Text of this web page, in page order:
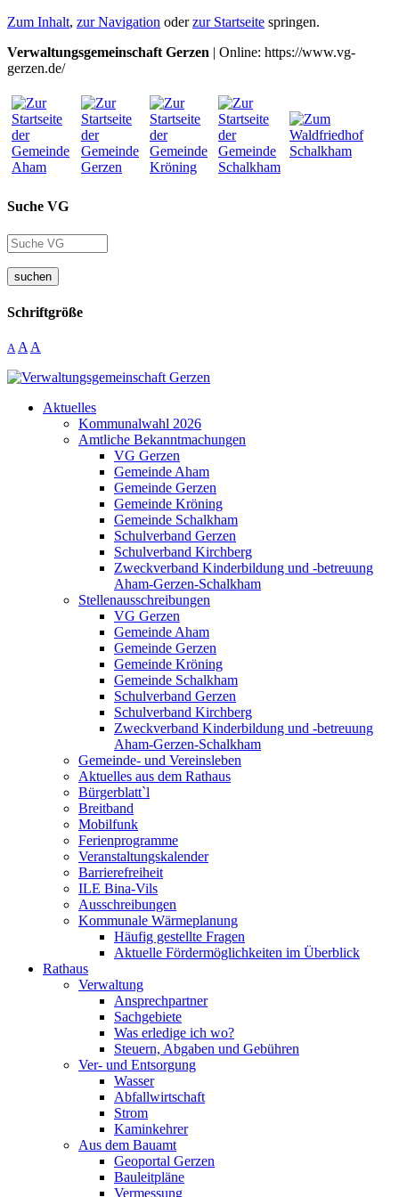
Zum Inhalt, zur Navigation oderzur Startseite springen.
Verwaltungsgemeinschaft Gerzen | Online: https://www.vg-
gerzen.de/
Suche VG
suchen
Schriftgröße
A A A
Aktuelles
Kommunalwahl 2026
Amtliche Bekanntmachungen
VG Gerzen
Gemeinde Aham
Gemeinde Gerzen
Gemeinde Kröning
Gemeinde Schalkham
Schulverband Gerzen
Schulverband Kirchberg
Zweckverband Kinderbildung und -betreuung
Aham-Gerzen-Schalkham
Stellenausschreibungen
VG Gerzen
Gemeinde Aham
Gemeinde Gerzen
Gemeinde Kröning
Gemeinde Schalkham
Schulverband Gerzen
Schulverband Kirchberg
Zweckverband Kinderbildung und -betreuung
Aham-Gerzen-Schalkham
Gemeinde- und Vereinsleben
Aktuelles aus dem Rathaus
Bürgerblatt`l
Breitband
Mobilfunk
Ferienprogramme
Veranstaltungskalender
Barrierefreiheit
ILE Bina-Vils
Ausschreibungen
Kommunale Wärmeplanung
Häufig gestellte Fragen
Aktuelle Fördermöglichkeiten im Überblick
Rathaus
Verwaltung
Ansprechpartner
Sachgebiete
Was erledige ich wo?
Steuern, Abgaben und Gebühren
Ver- und Entsorgung
Wasser
Abfallwirtschaft
Strom
Kaminkehrer
Aus dem Bauamt
Geoportal Gerzen
Bauleitpläne
Vermessung